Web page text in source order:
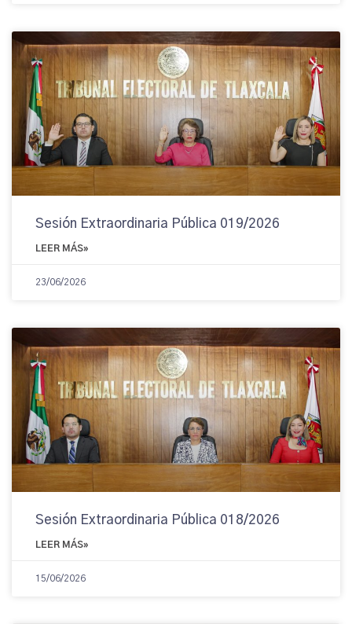
Sesión Extraordinaria Pública 019/2026
LEER MÁS»
23/06/2026
Sesión Extraordinaria Pública 018/2026
LEER MÁS»
15/06/2026